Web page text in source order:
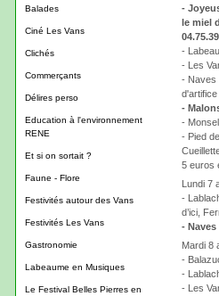
Balades
Ciné Les Vans
Clichés
Commerçants
Délires perso
Education à l'environnement
RENE
Et si on sortait ?
Faune - Flore
Festivités autour des Vans
Festivités Les Vans
Gastronomie
Labeaume en Musiques
Le Festival Belles Pierres en
-
le miel
-
- Les
- Naves
d'artifice
-
-
- Pied
5 euros
Lundi 7
-
d’ici,
-
Mardi 8
-
-
- Les